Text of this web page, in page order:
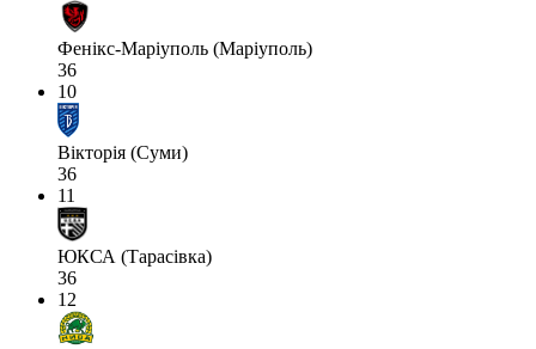
Фенікс-Маріуполь (Маріуполь)
36
10
Вікторія (Суми)
36
11
ЮКСА (Тарасівка)
36
12